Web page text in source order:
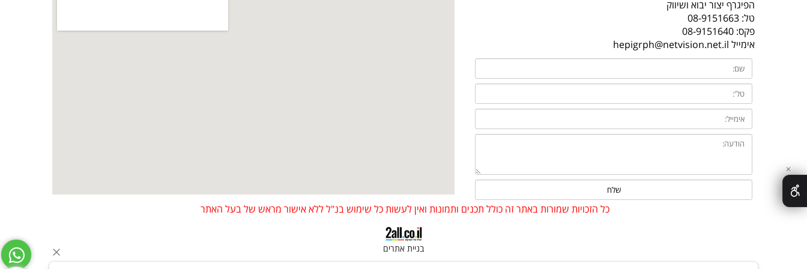
הפיגרף יצור יבוא ושיווק
טל: 08-9151663
פקס: 08-9151640
אימייל hepigrph@netvision.net.il
כל הזכויות שמורות באתר זה כולל תכנים ותמונות ואין לעשות כל שימוש בנ"ל ללא אישור מראש של בעל האתר
בניית אתרים
✕